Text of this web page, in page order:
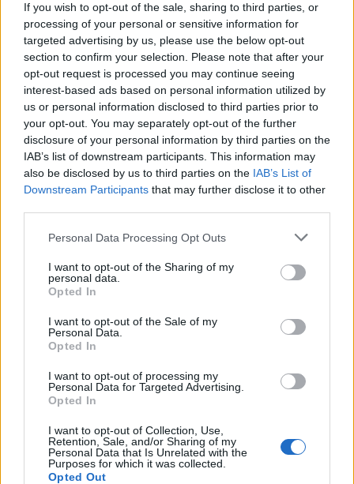
If you wish to opt-out of the sale, sharing to third parties, or
processing of your personal or sensitive information for
targeted advertising by us, please use the below opt-out
section to confirm your selection. Please note that after your
opt-out request is processed you may continue seeing
interest-based ads based on personal information utilized by
us or personal information disclosed to third parties prior to
your opt-out. You may separately opt-out of the further
disclosure of your personal information by third parties on the
IAB’s list of downstream participants. This information may
also be disclosed by us to third parties on the IAB’s List of
Downstream Participants that may further disclose it to other
Personal Data Processing Opt Outs
I want to opt-out of the Sharing of my
personal data.
Opted In
I want to opt-out of the Sale of my
Personal Data.
Opted In
I want to opt-out of processing my
Personal Data for Targeted Advertising.
Opted In
I want to opt-out of Collection, Use,
Retention, Sale, and/or Sharing of my
Personal Data that Is Unrelated with the
Purposes for which it was collected.
Opted Out
VARESE
“Ciao pirata”. Il giornalismo varesino in
lutto per la morte di Pier Fausto Vedani
A MARGINE
Roberto Maroni è stato l’unico leghista
che ha lavorato per Varese